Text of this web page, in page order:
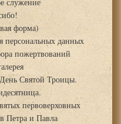
форма)
персональных данных
пожертвований
Святой Троицы.
первоверховных
Петра и Павла